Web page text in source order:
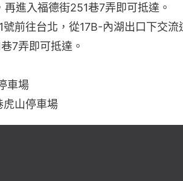
進入福德街251巷7弄即可抵達。
號前往台北，從17B-內湖出口下交
7弄即可抵達。
車場
虎山停車場